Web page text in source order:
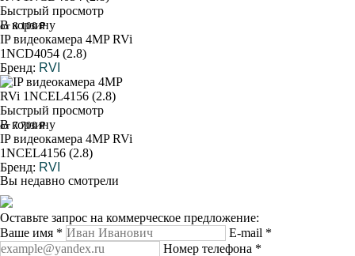
Быстрый просмотр
В корзину
от 8 100 ₽
IP видеокамера 4MP RVi
1NCD4054 (2.8)
Бренд: RVI
Быстрый просмотр
В корзину
от 7 700 ₽
IP видеокамера 4MP RVi
1NCEL4156 (2.8)
Бренд: RVI
Вы недавно смотрели
Оставьте запрос на коммерческое предложение:
Ваше имя * E-mail *
Номер телефона *